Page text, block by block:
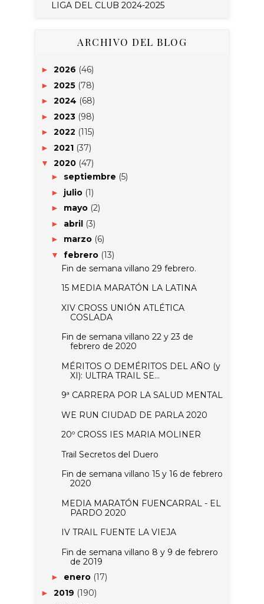
LIGA DEL CLUB 2024-2025
ARCHIVO DEL BLOG
► 2026 (46)
► 2025 (78)
► 2024 (68)
► 2023 (98)
► 2022 (115)
► 2021 (37)
▼ 2020 (47)
► septiembre (5)
► julio (1)
► mayo (2)
► abril (3)
► marzo (6)
▼ febrero (13)
Fin de semana villano 29 febrero.
15 MEDIA MARATÓN LA LATINA
XIV CROSS UNIÓN ATLÉTICA
COSLADA
Fin de semana villano 22 y 23 de
febrero de 2020
MÉRITOS O DEMÉRITOS DEL AÑO (y
XI): ULTRA TRAIL SE...
9ª CARRERA POR LA SALUD MENTAL
WE RUN CIUDAD DE PARLA 2020
20º CROSS IES MARIA MOLINER
Trail Secretos del Duero
Fin de semana villano 15 y 16 de febrero
2020
MEDIA MARATÓN FUENCARRAL - EL
PARDO 2020
IV TRAIL FUENTE LA VIEJA
Fin de semana villano 8 y 9 de febrero
de 2019
► enero (17)
► 2019 (190)